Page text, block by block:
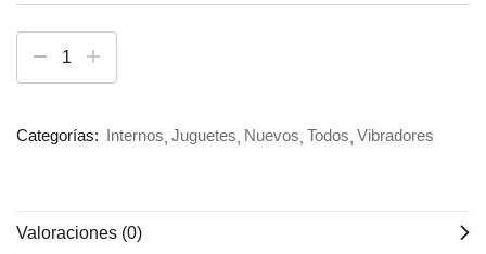
Categorías: Internos Juguetes Nuevos Todos Vibradores
Valoraciones (0)